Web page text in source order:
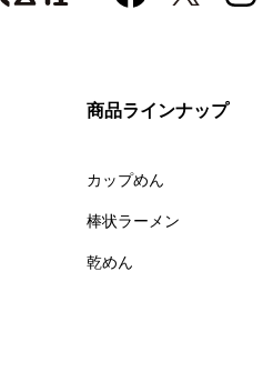
商品ラインナップ
カップめん
棒状ラーメン
乾めん